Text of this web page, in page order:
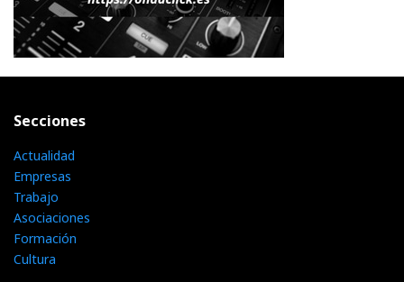
Secciones
Actualidad
Empresas
Trabajo
Asociaciones
Formación
Cultura